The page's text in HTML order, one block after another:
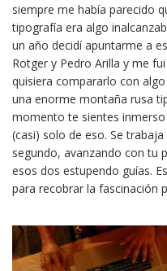
siempre me había parecido
tipografía era algo
un año decidí apuntarme a
Rotger y Pedro Arilla y me
quisiera compararlo con
una enorme montaña rusa
momento te sientes
(casi) solo de eso. Se
segundo, avanzando con tu
esos dos estupendo guías.
para recobrar la fascinación